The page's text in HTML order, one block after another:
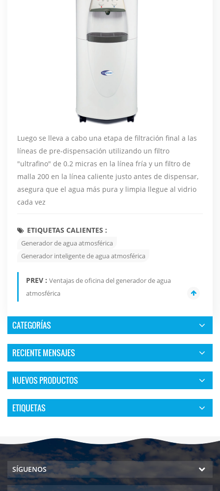
Luego se lleva a cabo una etapa de filtración final a las
líneas de pre-dispensación utilizando un filtro
"ultrafino" de 0.2 micras en la línea fría y un filtro de
malla 200 en la línea caliente justo antes de dispensar,
asegura que el agua más pura y limpia llegue al vidrio
cada vez
ETIQUETAS CALIENTES :
Generador de agua atmosférica
Generador inteligente de agua atmosférica
PREV : Ventajas de oficina del generador de agua
atmosférica
CATEGORÍAS
RECIENTE MENSAJES
NUEVOS PRODUCTOS
ETIQUETAS
SÍGUENOS